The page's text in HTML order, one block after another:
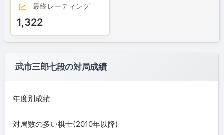
最終レーティング
1,322
武市三郎七段の対局成績
年度別成績
対局数の多い棋士(2010年以降)